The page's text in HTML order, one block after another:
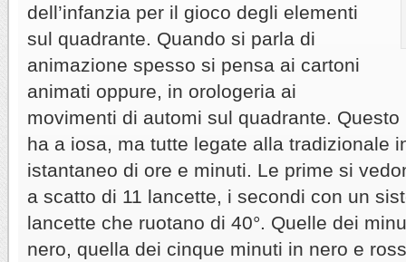
dell’infanzia per il gioco degli elementi
sul quadrante. Quando si parla di
animazione spesso si pensa ai cartoni
animati oppure, in orologeria ai
movimenti di automi sul quadrante.
ha a iosa, ma tutte legate alla tradizionale
istantaneo di ore e minuti. Le prime si
a scatto di 11 lancette, i secondi con un
lancette che ruotano di 40°. Quelle dei
nero, quella dei cinque minuti in nero e